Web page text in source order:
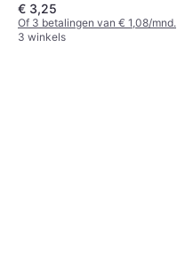
€ 3,25
Of 3 betalingen van € 1,08/mnd.
3 winkels